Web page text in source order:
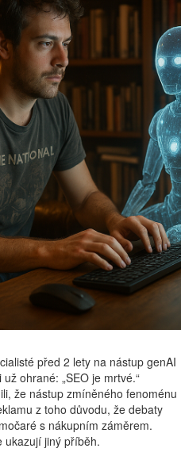
před 2 lety na nástup genAI
ohrané: „SEO je mrtvé.“
že nástup zmíněného fenoménu
z toho důvodu, že debaty
s nákupním záměrem.
ukazují jiný příběh.